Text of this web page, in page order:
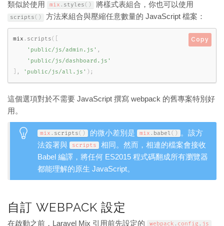
類似於使用 mix . styles( ) 將樣式表組合，你也可以使用
scripts( ) 方法來組合與壓縮任意數量的 JavaScript 檔案：
mix . scripts(
'public/js/admin.js' ,
'public/js/dashboard.js'
, 'public/js/all.js' ) ;
Copy
這個選項對於不需要 JavaScript 撰寫 webpack 的舊專案特別好
用。
mix . scripts( ) 的微小差別是 mix . babel( )
。該方
法簽署與
scripts
相同。然而，相連的檔案會接收
Babel 編譯，將任何 ES2015 程式碼翻成所有瀏覽器
都能理解的原生 JavaScript。
自訂 WEBPACK 設定
在啟動之前，Laravel Mix 引用前先設定的 webpack . config . js